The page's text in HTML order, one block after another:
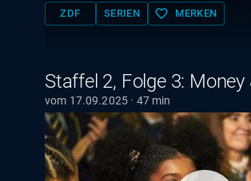
ZDF SERIEN favorite_border MERKEN
Staffel 2, Folge 3:
vom 17.09.2025 · 47 min